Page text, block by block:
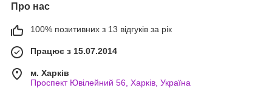
Про нас
100% позитивних з 13 відгуків за рік
Працює з 15.07.2014
м. Харків
Проспект Ювілейний 56, Харків, Україна